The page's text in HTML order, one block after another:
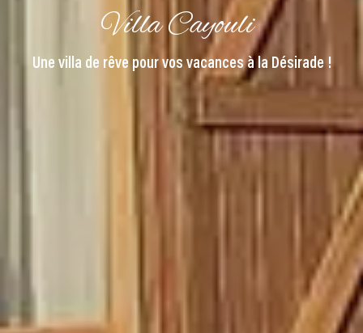
Villa Cayouli
Une villa de rêve pour vos vacances à la Désirade !